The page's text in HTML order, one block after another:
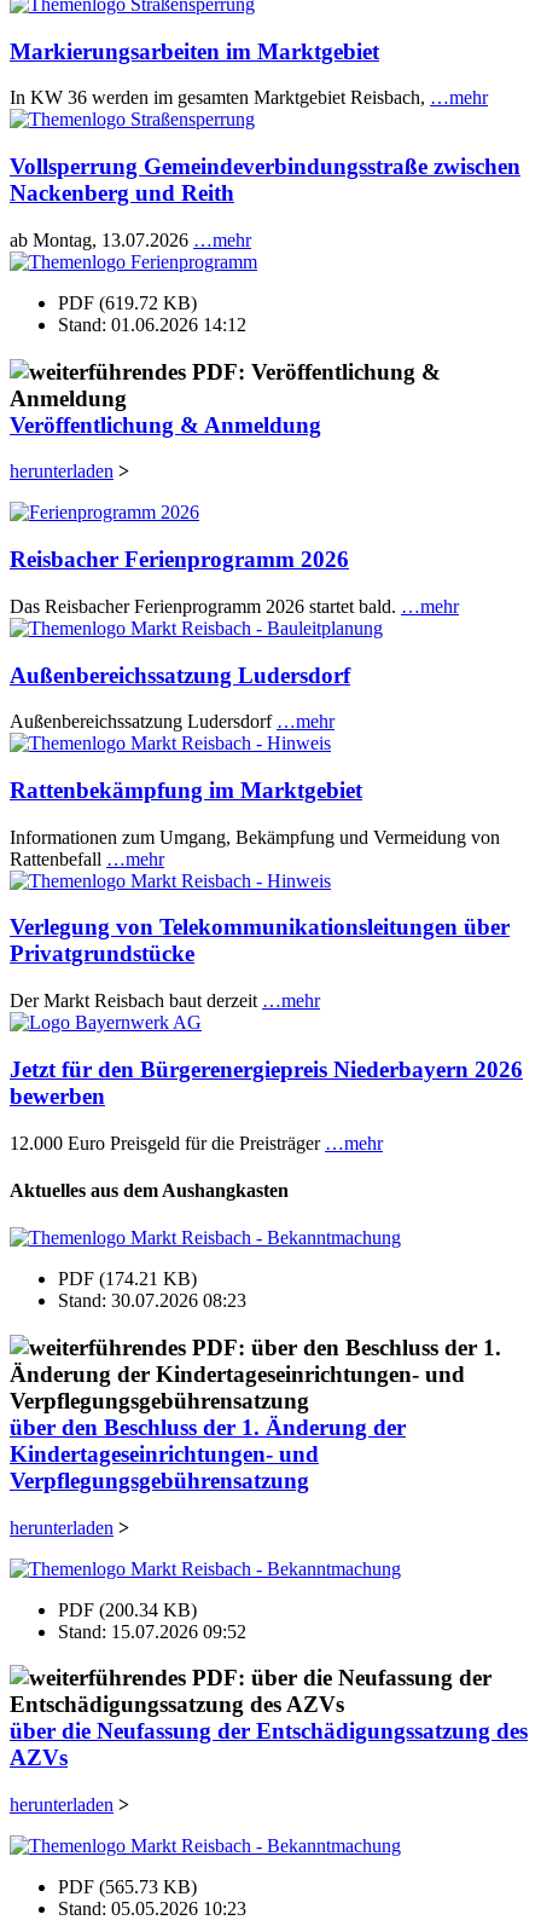
Markierungsarbeiten im Marktgebiet
In KW 36 werden im gesamten Marktgebiet Reisbach, …mehr
Vollsperrung Gemeindeverbindungsstraße zwischen
Nackenberg und Reith
ab Montag, 13.07.2026 …mehr
PDF (619.72 KB)
Stand: 01.06.2026 14:12
Veröffentlichung & Anmeldung
herunterladen >
Reisbacher Ferienprogramm 2026
Das Reisbacher Ferienprogramm 2026 startet bald. …mehr
Außenbereichssatzung Ludersdorf
Außenbereichssatzung Ludersdorf …mehr
Rattenbekämpfung im Marktgebiet
Informationen zum Umgang, Bekämpfung und Vermeidung von
Rattenbefall …mehr
Verlegung von Telekommunikationsleitungen über
Privatgrundstücke
Der Markt Reisbach baut derzeit …mehr
Jetzt für den Bürgerenergiepreis Niederbayern 2026
bewerben
12.000 Euro Preisgeld für die Preisträger …mehr
Aktuelles aus dem Aushangkasten
PDF (174.21 KB)
Stand: 30.07.2026 08:23
über den Beschluss der 1. Änderung der
Kindertageseinrichtungen- und
Verpflegungsgebührensatzung
herunterladen >
PDF (200.34 KB)
Stand: 15.07.2026 09:52
über die Neufassung der Entschädigungssatzung des
AZVs
herunterladen >
PDF (565.73 KB)
Stand: 05.05.2026 10:23